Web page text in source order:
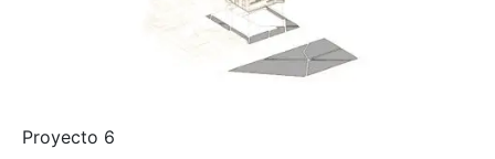
Proyecto 6